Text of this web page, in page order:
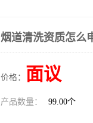
烟道清洗资质怎么
价格： 面议
产品数量： 99.00个